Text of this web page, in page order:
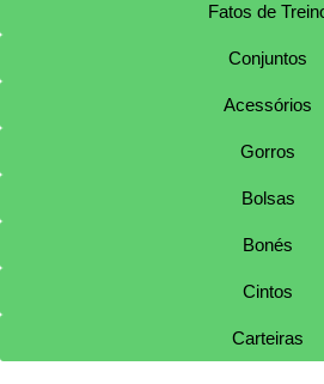
Fatos de
Conjuntos
Acessórios
Gorros
Bolsas
Bonés
Cintos
Carteiras